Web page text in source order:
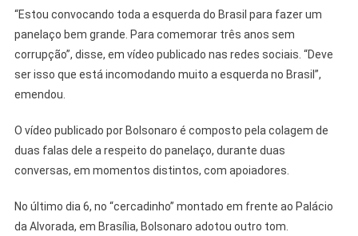
“Estou convocando toda a esquerda do Brasil para fazer um
panelaço bem grande. Para comemorar três anos sem
corrupção”, disse, em vídeo publicado nas redes sociais. “Deve
ser isso que está incomodando muito a esquerda no Brasil”,
emendou.
O vídeo publicado por Bolsonaro é composto pela colagem de
duas falas dele a respeito do panelaço, durante duas
conversas, em momentos distintos, com apoiadores.
No último dia 6, no “cercadinho” montado em frente ao Palácio
da Alvorada, em Brasília, Bolsonaro adotou outro tom.